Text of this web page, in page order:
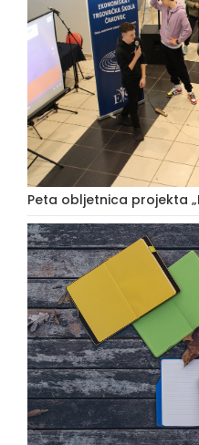
Peta obljetnica projekta